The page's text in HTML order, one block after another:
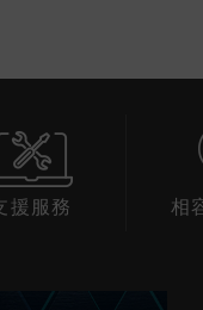
援服務 相